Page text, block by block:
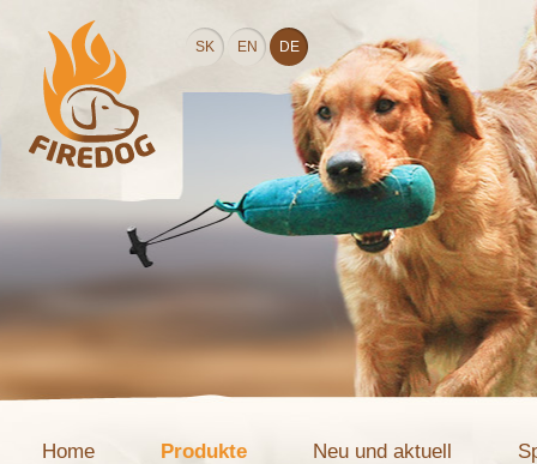
SK EN DE
Home Produkte Neu und aktuell